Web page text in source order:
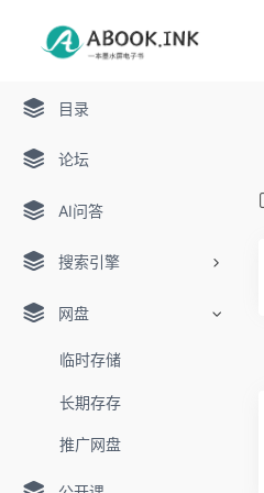
目录
论坛
AI问答
搜索引擎
网盘
临时存储
长期存存
推广网盘